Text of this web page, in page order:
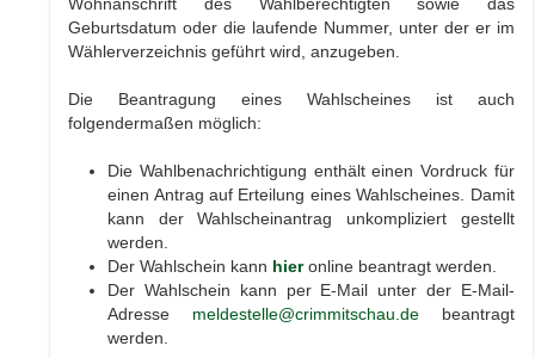
Geburtsdatum oder die laufende Nummer, unter der er im
Wählerverzeichnis geführt wird, anzugeben.
Die Beantragung eines Wahlscheines ist auch
folgendermaßen möglich:
Die Wahlbenachrichtigung enthält einen Vordruck für
einen Antrag auf Erteilung eines Wahlscheines. Damit
kann der Wahlscheinantrag unkompliziert gestellt
werden.
Der Wahlschein kann hieronline beantragt werden.
Der Wahlschein kann per E-Mail unter der E-Mail-
Adresse meldestelle@crimmitschau.debeantragt
werden.